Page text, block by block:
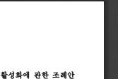
활성화에 관한 조례안